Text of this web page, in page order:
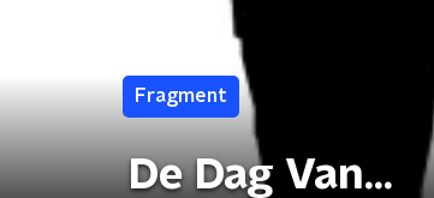
Fragment
De Dag Van...